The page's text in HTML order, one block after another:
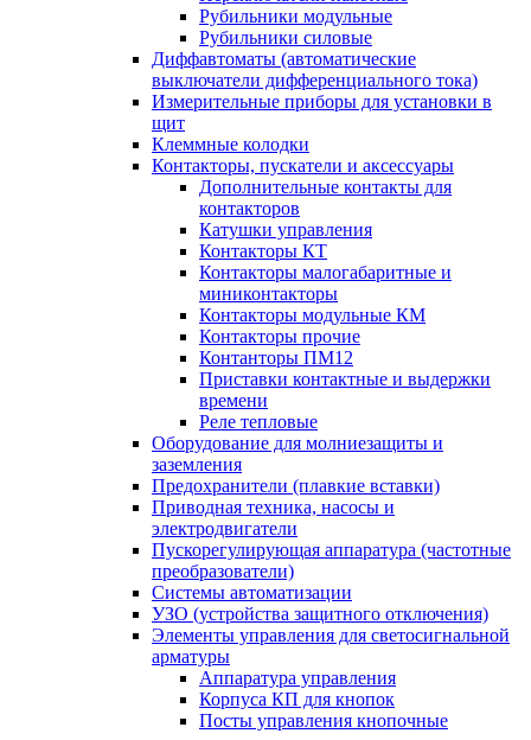
Рубильники модульные
Рубильники силовые
Диффавтоматы (автоматические
выключатели дифференциального тока)
Измерительные приборы для установки в
щит
Клеммные колодки
Контакторы, пускатели и аксессуары
Дополнительные контакты для
контакторов
Катушки управления
Контакторы КТ
Контакторы малогабаритные и
миниконтакторы
Контакторы модульные КМ
Контакторы прочие
Контанторы ПМ12
Приставки контактные и выдержки
времени
Реле тепловые
Оборудование для молниезащиты и
заземления
Предохранители (плавкие вставки)
Приводная техника, насосы и
электродвигатели
Пускорегулирующая аппаратура (частотные
преобразователи)
Системы автоматизации
УЗО (устройства защитного отключения)
Элементы управления для светосигнальной
арматуры
Аппаратура управления
Корпуса КП для кнопок
Посты управления кнопочные